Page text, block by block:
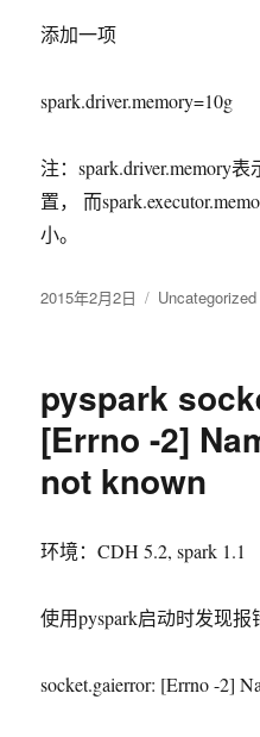
添加一项
spark.driver.memory=10g
注：spark.driver.memory
置， 而
小。
发
2015年2月2日
分
Uncategorized
pyspark
[Errno -2]
not known
环境：CDH 5.2, spark 1.1
使用pyspark启动时发现报
socket.gaierror: [Errno -2]